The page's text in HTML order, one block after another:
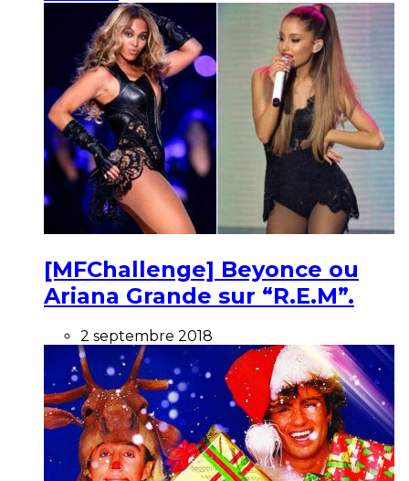
[MFChallenge] Beyonce ou
Ariana Grande sur “R.E.M”.
2 septembre 2018